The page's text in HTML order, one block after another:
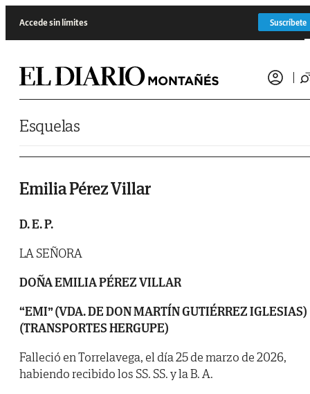
Accede sin límites Suscríbete
Esquelas
Emilia Pérez Villar
D. E. P.
LA SEÑORA
DOÑA EMILIA PÉREZ VILLAR
“EMI” (VDA. DE DON MARTÍN GUTIÉRREZ IGLESIAS)
(TRANSPORTES HERGUPE)
Falleció en Torrelavega, el día 25 de marzo de 2026,
habiendo recibido los SS. SS. y la B. A.